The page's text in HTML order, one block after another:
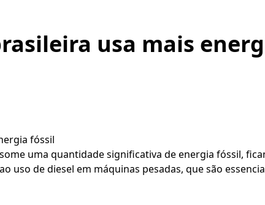
usa mais
fóssil
uma quantidade significativa de energia fóssil,
uso de diesel em máquinas pesadas, que são